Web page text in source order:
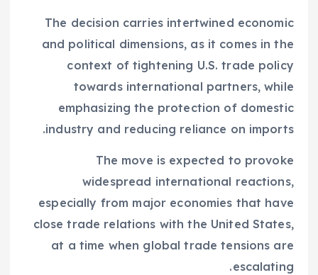
The decision carries intertwined economic
and political dimensions, as it comes in the
context of tightening U.S. trade policy
towards international partners, while
emphasizing the protection of domestic
industry and reducing reliance on imports.
The move is expected to provoke
widespread international reactions,
especially from major economies that have
close trade relations with the United States,
at a time when global trade tensions are
escalating.